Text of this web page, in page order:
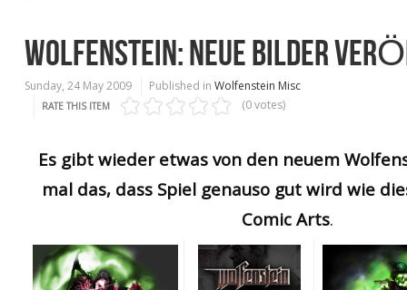
WOLFENSTEIN: NEUE BILDER
Sunday, 24 May 2009 Published in Wolfenstein Misc
RATE THIS ITEM (0 votes)
Es gibt wieder etwas von den neuem
mal das, dass Spiel genauso gut wird wie
Comic Arts.